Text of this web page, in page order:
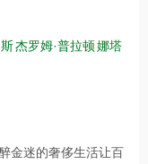
杰罗姆·普拉顿娜塔
金迷的奢侈生活让百